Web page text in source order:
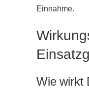
Einnahme.
Wie wirkt